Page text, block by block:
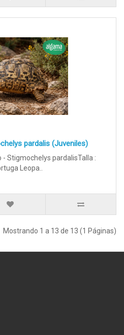
pardalis (Juveniles)
Stigmochelys pardalisTalla :
Leopa..
Mostrando 1 a 13 de 13 (1 Páginas)